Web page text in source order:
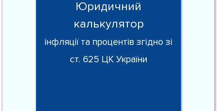
Юридичний
калькулятор
інфляції та процентів згідно зі
ст. 625 ЦК України